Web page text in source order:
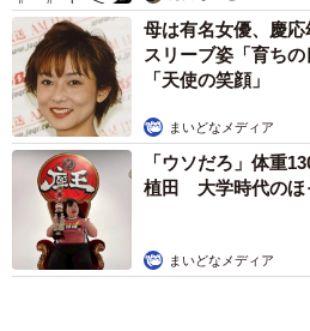
母は有名女優、慶
スリーブ姿「育ちの
「天使の笑顔」
まいどなメディア
「ウソだろ」体重
植田 大学時代のほ
まいどなメディア